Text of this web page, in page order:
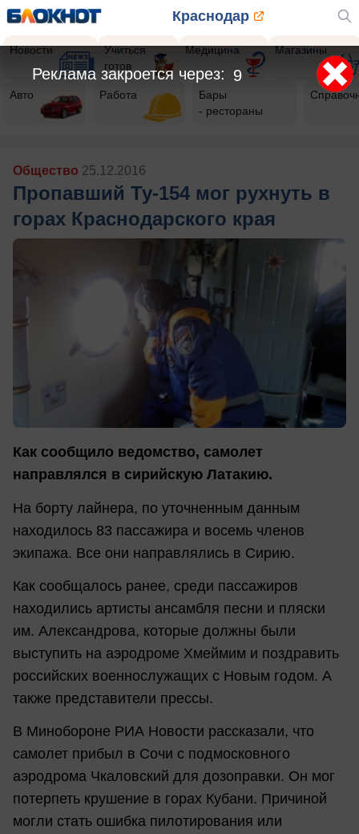
Краснодар
Новости
Учиться
готов
Медицина Магазины
Авто Работа
Бары
- рестораны
Общество 25.12.2016
Пропавший Ту-154 мог рухнуть в
горах Краснодарского края
Как сообщило ведомство, самолет
направлялся в сирийскую Латакию.
На борту лайнера, по уточненным данным
находилось 83 пассажира и восемь членов
экипажа. Все они направлялись в Сирию.
Как сообщалось ранее, среди пассажиров
находились артисты ансамбля песни и пляски
им. Александрова, которые должны были
выступить на аэродроме Хмеймим и поздравить
российских военнослужащих с Новым годом. А
также представители прессы.
В Минобороне РИА Новости рассказали, что
самолет прибыл в Сочи с подмосковного
аэродрома Чкаловский для дозоправки. Он мог
потерпеть крушение в горах Кубани. Причиной
могли стать ошибка пилотирования или
6
Реклама закроется через: